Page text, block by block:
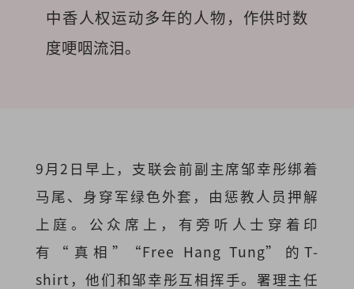
中香人权运动多年的人物，作供时数
度哽咽流泪。
9月2日早上，支联会前副主席邹幸彤绑着
马尾、身穿军绿色外套，由惩教人员押解
上庭。公众席上，有旁听人士穿着印
有“真相”“Free Hang Tung”的T-
shirt，他们和邹幸彤互相挥手。署理主任